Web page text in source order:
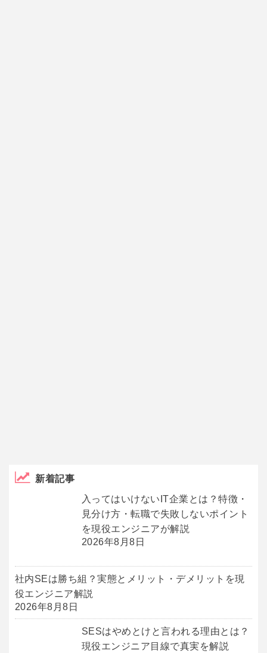
新着記事
入ってはいけないIT企業とは？特徴・
見分け方・転職で失敗しないポイント
を現役エンジニアが解説
2026年8月8日
社内SEは勝ち組？実態とメリット・デメリットを現
役エンジニア解説
2026年8月8日
SESはやめとけと言われる理由とは？
現役エンジニア目線で真実を解説